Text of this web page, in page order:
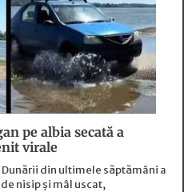
pe albia secată a
virale
din ultimele săptămâni a
nisip și mâl uscat,